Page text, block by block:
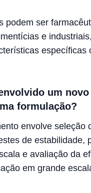
podem ser
e
específicas
um
formulação?
envolve seleção
de estabilidade,
e avaliação da
em grande